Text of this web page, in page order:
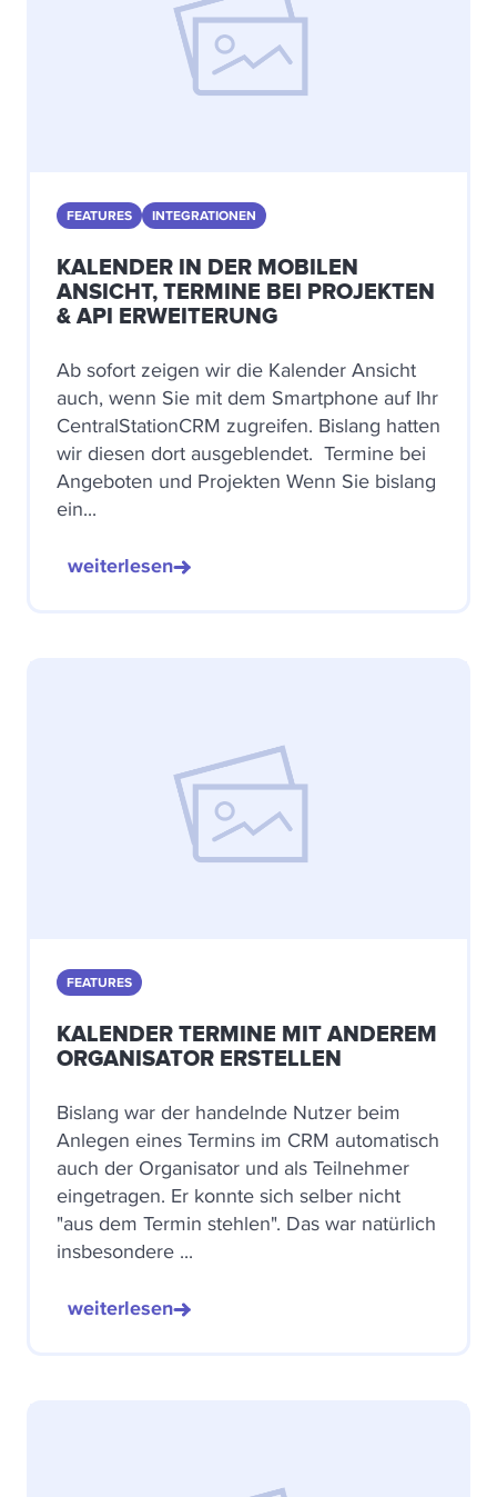
FEATURES INTEGRATIONEN
KALENDER IN DER MOBILEN
ANSICHT, TERMINE BEI PROJEKTEN
& API ERWEITERUNG
Ab sofort zeigen wir die Kalender Ansicht
auch, wenn Sie mit dem Smartphone auf Ihr
CentralStationCRM zugreifen. Bislang hatten
wir diesen dort ausgeblendet. Termine bei
Angeboten und Projekten Wenn Sie bislang
ein...
weiterlesen
FEATURES
KALENDER TERMINE MIT ANDEREM
ORGANISATOR ERSTELLEN
Bislang war der handelnde Nutzer beim
Anlegen eines Termins im CRM automatisch
auch der Organisator und als Teilnehmer
eingetragen. Er konnte sich selber nicht
"aus dem Termin stehlen". Das war natürlich
insbesondere ...
weiterlesen